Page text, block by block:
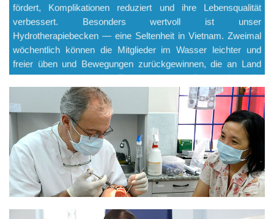
fördert, Komplikationen reduziert und ihre Lebensqualität
verbessert. Besonders wertvoll ist unser
Hydrotherapiebecken — eine Seltenheit in Vietnam. Zweimal
wöchentlich können die Mitglieder im Wasser leichter und
freier üben und Bewegungen zurückgewinnen, die an Land
Rehabilitation im Einklang mit der Natur: Die Pflege von Tieren
und Gartenarbeit stärken Verantwortungsgefühl, Konzentration
und eine positive Einstellung.
Diese Erfahrungen fördern nicht nur die körperliche
Genesung, sondern geben Mut, Verbundenheit und das
Gefühl, nicht allein zu sein. Schritt für Schritt finden die
Menschen bei Maison Chance neue Perspektiven — und ein
Zuhause voller Hoffnung, Mitgefühl und echter Chancen für
ein besseres Leben.